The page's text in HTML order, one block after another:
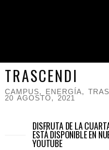
TRASCENDI
CAMPUS, ENERGÍA,
20 AGOSTO, 2021
DISFRUTA DE LA
ESTÁ DISPONIBLE EN
YOUTUBE